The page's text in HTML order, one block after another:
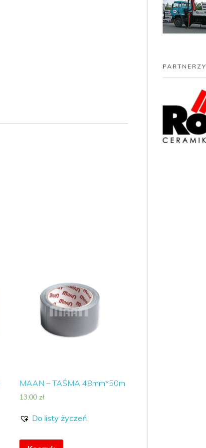
MAAN – TAŚMA 48mm*50m
13,00 zł
Do listy życzeń
PARTNERZY